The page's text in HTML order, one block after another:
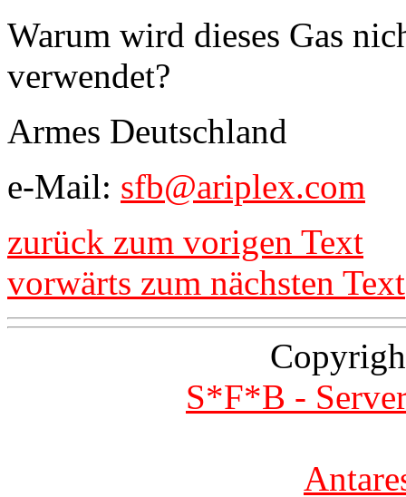
Warum wird dieses Gas
verwendet?
Armes Deutschland
e-Mail: sfb@ariplex.com
zurück zum vorigen Text
vorwärts zum nächsten Text
S*F*B -